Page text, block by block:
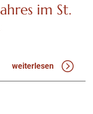
im St.
weiterlesen